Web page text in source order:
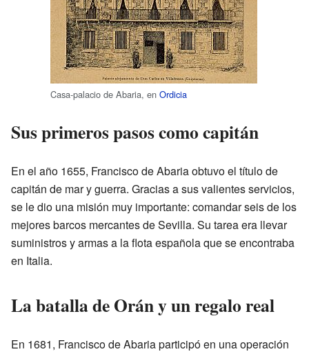
Casa-palacio de Abaria, en Ordicia
Sus primeros pasos como capitán
En el año 1655, Francisco de Abaria obtuvo el título de
capitán de mar y guerra. Gracias a sus valientes servicios,
se le dio una misión muy importante: comandar seis de los
mejores barcos mercantes de Sevilla. Su tarea era llevar
suministros y armas a la flota española que se encontraba
en Italia.
La batalla de Orán y un regalo real
En 1681, Francisco de Abaria participó en una operación